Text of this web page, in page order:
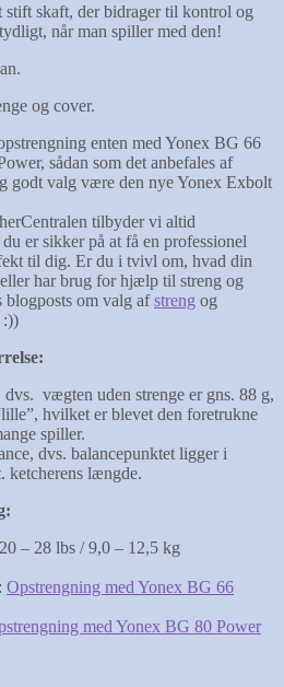
stift skaft, der bidrager til kontrol og
når man spiller med den!
og cover.
enten med Yonex BG 66
sådan som det anbefales af
godt valg være den nye Yonex Exbolt
tilbyder vi altid
er sikker på at få en professionel
til dig. Er du i tvivl om, hvad din
har brug for hjælp til streng og
blogposts om valg afstreng og
:))
vægten uden strenge er gns. 88 g,
hvilket er blevet den foretrukne
spiller.
dvs. balancepunktet ligger i
ketcherens længde.
– 28 lbs / 9,0 – 12,5 kg
Opstrengning med Yonex BG 66
med Yonex BG 80 Power